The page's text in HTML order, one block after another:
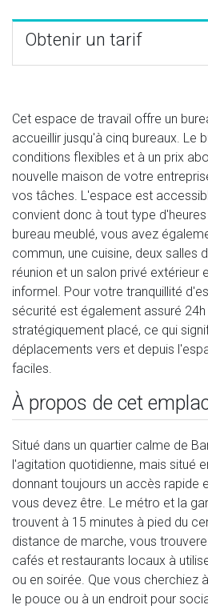
Obtenir un tarif
Cet espace de travail offre un
accueillir jusqu'à cinq bureaux. Le
conditions flexibles et à un prix
nouvelle maison de votre
vos tâches. L'espace est
convient donc à tout type d'heures
bureau meublé, vous avez
commun, une cuisine, deux salles
réunion et un salon privé extérieur
informel. Pour votre tranquillité
sécurité est également assuré
stratégiquement placé, ce qui
déplacements vers et depuis
faciles.
À propos de cet
Situé dans un quartier calme de
l'agitation quotidienne, mais situé
donnant toujours un accès rapide
vous devez être. Le métro et la
trouvent à 15 minutes à pied du
distance de marche, vous
cafés et restaurants locaux à
ou en soirée. Que vous cherchiez
le pouce ou à un endroit pour